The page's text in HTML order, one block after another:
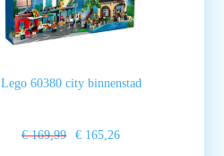
Lego 60380 city binnenstad
€ 169,99 € 165,26